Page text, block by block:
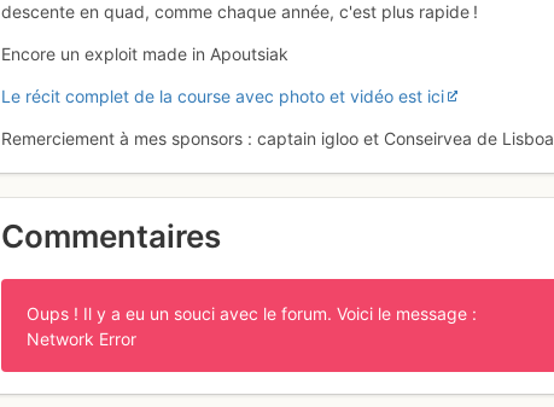
descente en quad, comme chaque année, c'est plus rapide !
Encore un exploit made in Apoutsiak
Le récit complet de la course avec photo et vidéo est ici
Remerciement à mes sponsors : captain igloo et Conseirvea de Lisboa
Commentaires
Oups ! Il y a eu un souci avec le forum. Voici le message :
Network Error